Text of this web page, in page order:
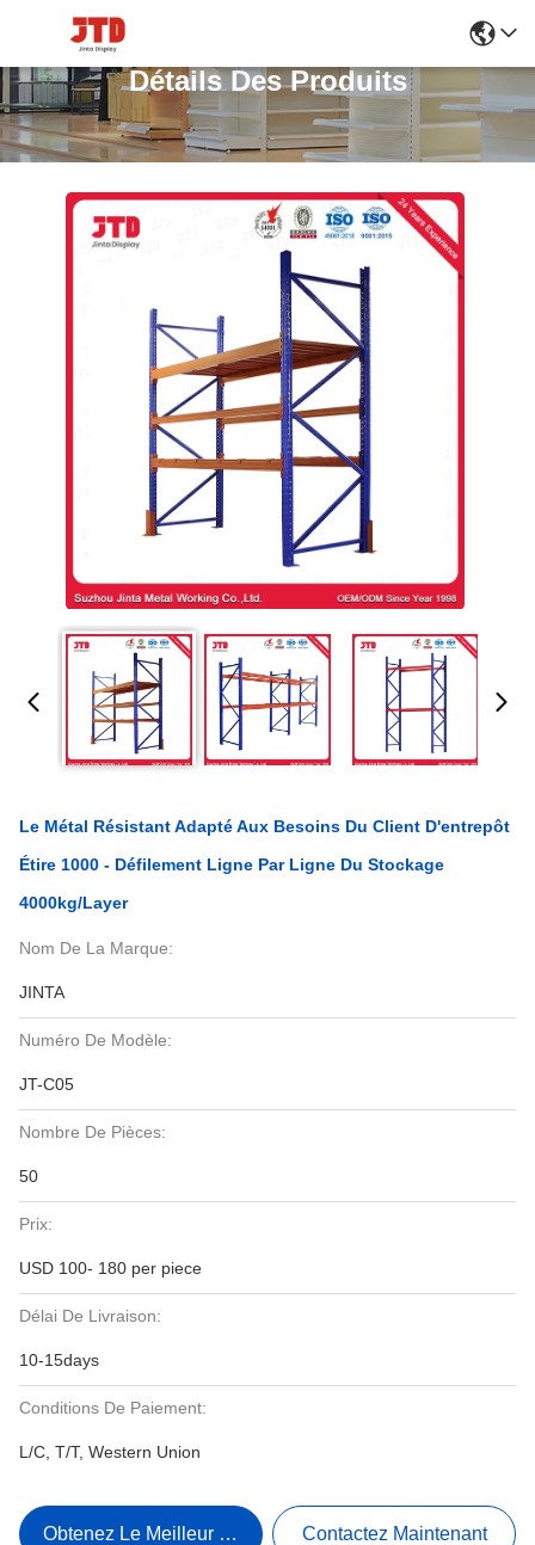
Détails Des Produits
Le Métal Résistant Adapté Aux Besoins Du Client D'entrepôt
Étire 1000 - Défilement Ligne Par Ligne Du Stockage
4000kg/Layer
Nom De La Marque:
JINTA
Numéro De Modèle:
JT-C05
Nombre De Pièces:
50
Prix:
USD 100- 180 per piece
Délai De Livraison:
10-15days
Conditions De Paiement:
L/C, T/T, Western Union
Obtenez Le Meilleur Prix Contactez Maintenant